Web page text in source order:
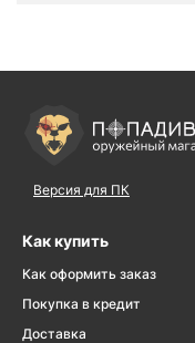
Версия для ПК
Как купить
Как оформить заказ
Покупка в кредит
Доставка